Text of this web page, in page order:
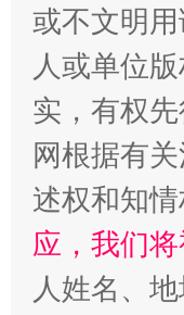
或不文明
人或单位
实，有权
网根据有
述权和知情
应，我们
人姓名、